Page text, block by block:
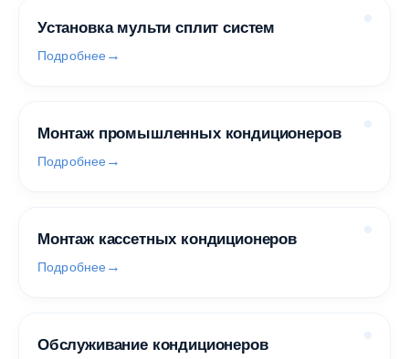
Установка мульти сплит систем
Подробнее
Монтаж промышленных кондиционеров
Подробнее
Монтаж кассетных кондиционеров
Подробнее
Обслуживание кондиционеров